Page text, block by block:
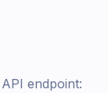
endpoint: